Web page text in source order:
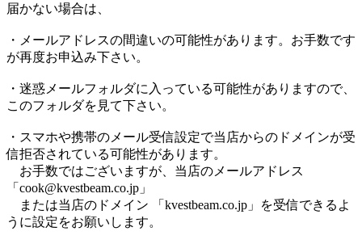
届かない場合は、
・メールアドレスの間違いの可能性があります。お手数です
が再度お申込み下さい。
・迷惑メールフォルダに入っている可能性がありますので、
このフォルダを見て下さい。
・スマホや携帯のメール受信設定で当店からのドメインが受
信拒否されている可能性があります。
お手数ではございますが、当店のメールアドレス
「cook@kvestbeam.co.jp」
または当店のドメイン 「kvestbeam.co.jp」を受信できるよ
うに設定をお願いします。